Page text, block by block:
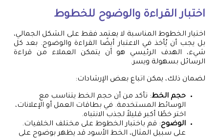
اختبار القراءة والوضوح للخطوط
اختيار الخطوط المناسبة لا يعتمد فقط على الشكل الجمالي،
بل يجب أن يُأخذ في الاعتبار أيضًا القراءة والوضوح. بعد كل
شيء، الهدف الرئيسي هو أن يتمكن العملاء من قراءة
الرسائل بسهولة ويسر.
لضمان ذلك، يمكن اتباع بعض الإرشادات:
حجم الخط: تأكد من أن حجم الخط يتناسب مع
الوسائط المستخدمة. في بطاقات العمل أو الإعلانات،
اختر خطًا أكبر قليلاً لجذب الانتباه.
الوضوح: قم باختبار الخطوط على مختلف الخلفيات.
على سبيل المثال، الخط الأسود قد يظهر بوضوح على